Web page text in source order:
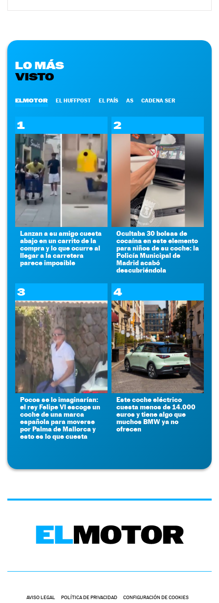
LO MÁS
VISTO
ELMOTOR EL HUFFPOST EL PAÍS AS CADENA SER
1
Lanzan a su amigo cuesta
abajo en un carrito de la
compra y lo que ocurre al
llegar a la carretera
parece imposible
2
Ocultaba 30 bolsas de
cocaína en este elemento
para niños de su coche: la
Policía Municipal de
Madrid acabó
descubriéndola
3
Pocos se lo imaginarían:
el rey Felipe VI escoge un
coche de una marca
española para moverse
por Palma de Mallorca y
esto es lo que cuesta
4
Este coche eléctrico
cuesta menos de 14.000
euros y tiene algo que
muchos BMW ya no
ofrecen
AVISO LEGAL POLÍTICA DE PRIVACIDAD CONFIGURACIÓN DE COOKIES